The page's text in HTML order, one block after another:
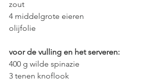
zout
4 middelgrote eieren
olijfolie
voor de vulling en het serveren:
400 g wilde spinazie
3 tenen knoflook